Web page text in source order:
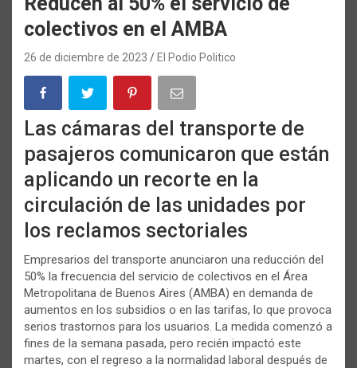
colectivos en el AMBA
26 de diciembre de 2023 El Podio Politico
Las cámaras del transporte de
pasajeros comunicaron que están
aplicando un recorte en la
circulación de las unidades por
los reclamos sectoriales
Empresarios del transporte anunciaron una reducción del
50% la frecuencia del servicio de colectivos en el Área
Metropolitana de Buenos Aires (AMBA) en demanda de
aumentos en los subsidios o en las tarifas, lo que provoca
serios trastornos para los usuarios. La medida comenzó a
fines de la semana pasada, pero recién impactó este
martes, con el regreso a la normalidad laboral después de